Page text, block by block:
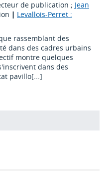
de publication ; Jean
| Levallois-Perret :
rassemblant des
dans des cadres urbains
montre quelques
dans des
pavillo[...]